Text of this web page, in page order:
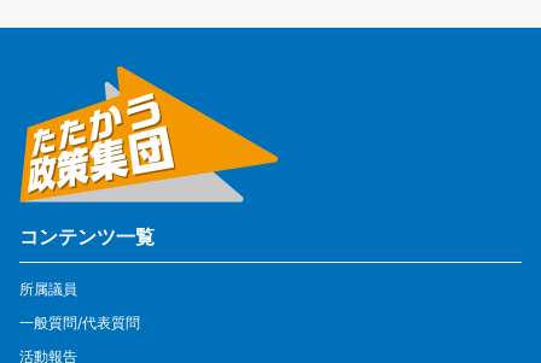
コンテンツ一覧
所属議員
一般質問/代表質問
活動報告